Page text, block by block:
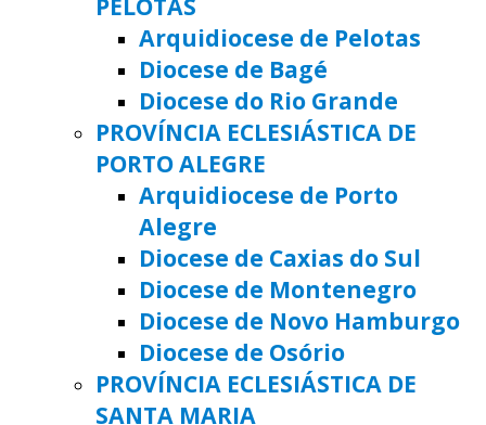
Arquidiocese de Pelotas
Diocese de Bagé
Diocese do Rio Grande
PROVÍNCIA ECLESIÁSTICA DE
PORTO ALEGRE
Arquidiocese de Porto
Alegre
Diocese de Caxias do Sul
Diocese de Montenegro
Diocese de Novo Hamburgo
Diocese de Osório
PROVÍNCIA ECLESIÁSTICA DE
SANTA MARIA